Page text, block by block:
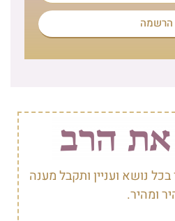
הרשמה
נושא ועניין ותקבל מענה
ומהיר.